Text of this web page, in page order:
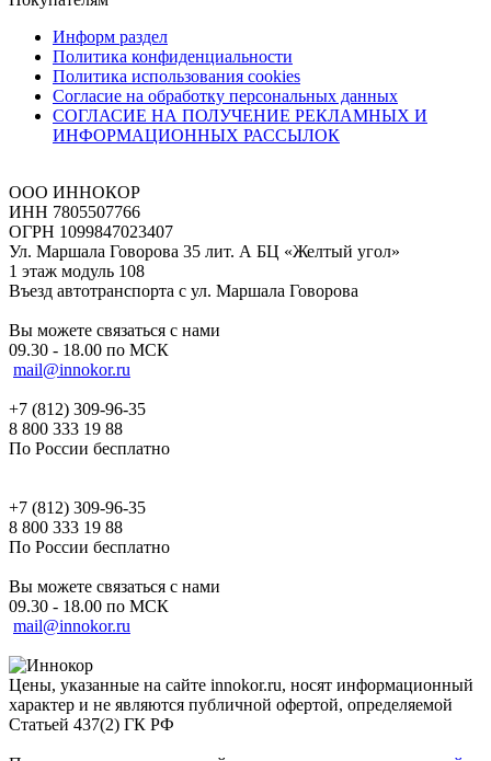
Информ раздел
Политика конфиденциальности
Политика использования cookies
Согласие на обработку персональных данных
СОГЛАСИЕ НА ПОЛУЧЕНИЕ РЕКЛАМНЫХ И
ИНФОРМАЦИОННЫХ РАССЫЛОК
ООО ИННОКОР
ИНН 7805507766
ОГРН 1099847023407
Ул. Маршала Говорова 35 лит. А БЦ «Желтый угол»
1 этаж модуль 108
Въезд автотранспорта с ул. Маршала Говорова
Вы можете связаться с нами
09.30 - 18.00 по МСК
mail@innokor.ru
+7 (812) 309-96-35
8 800 333 19 88
По России бесплатно
+7 (812) 309-96-35
8 800 333 19 88
По России бесплатно
Вы можете связаться с нами
09.30 - 18.00 по МСК
mail@innokor.ru
Цены, указанные на сайте innokor.ru, носят информационный
характер и не являются публичной офертой, определяемой
Статьей 437(2) ГК РФ